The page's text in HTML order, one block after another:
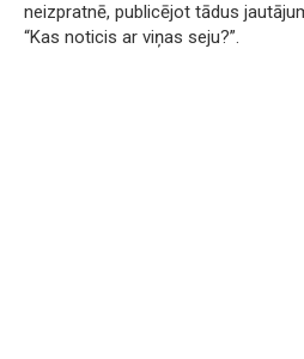
neizpratnē, publicējot tādus
“Kas noticis ar viņas seju?”.